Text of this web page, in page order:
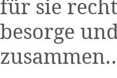
für sie
besorge